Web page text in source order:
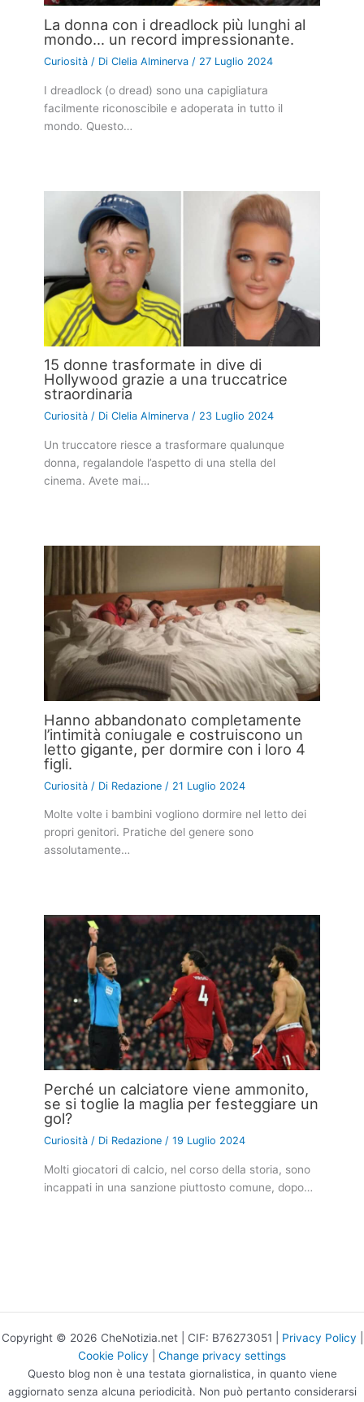
La donna con i dreadlock più lunghi al
mondo… un record impressionante.
Curiosità / DiClelia Alminerva/ 27 Luglio 2024
I dreadlock (o dread) sono una capigliatura
facilmente riconoscibile e adoperata in tutto il
mondo. Questo…
15 donne trasformate in dive di
Hollywood grazie a una truccatrice
straordinaria
Curiosità / DiClelia Alminerva/ 23 Luglio 2024
Un truccatore riesce a trasformare qualunque
donna, regalandole l’aspetto di una stella del
cinema. Avete mai…
Hanno abbandonato completamente
l’intimità coniugale e costruiscono un
letto gigante, per dormire con i loro 4
figli.
Curiosità / Di Redazione / 21 Luglio 2024
Molte volte i bambini vogliono dormire nel letto dei
propri genitori. Pratiche del genere sono
assolutamente…
Perché un calciatore viene ammonito,
se si toglie la maglia per festeggiare un
gol?
Curiosità / Di Redazione/19 Luglio 2024
Molti giocatori di calcio, nel corso della storia, sono
incappati in una sanzione piuttosto comune, dopo…
Copyright © 2026 CheNotizia.net | CIF: B76273051 | Privacy Policy
Cookie Policy
Change privacy settings
Questo blog non è una testata giornalistica, in quanto viene
aggiornato senza alcuna periodicità. Non può pertanto considerarsi